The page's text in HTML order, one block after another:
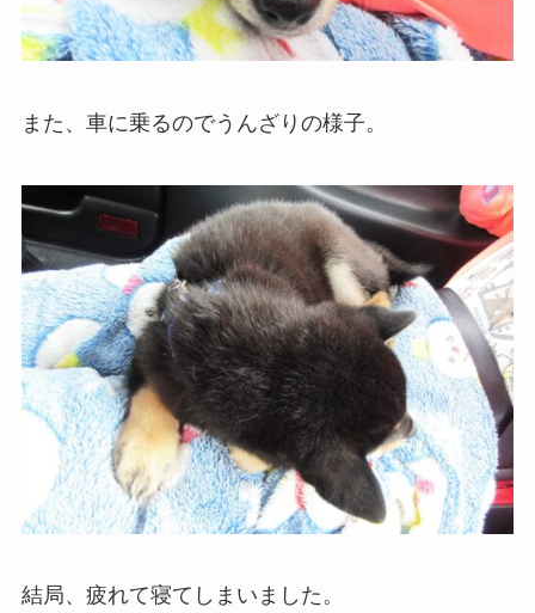
また、車に乗るのでうんざりの様子。
結局、疲れて寝てしまいました。